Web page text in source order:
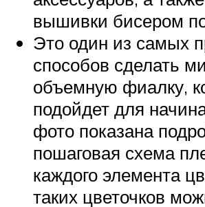
вышивки бисером
Это один из самых
способов сделать
объемную фиалку,
подойдет для
фото показана
пошаговая схема
каждого элемента
таких цветочков